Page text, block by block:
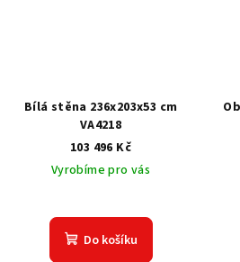
Bílá stěna 236x203x53 cm
VA4218
103 496 Kč
Vyrobíme pro vás
Do košíku